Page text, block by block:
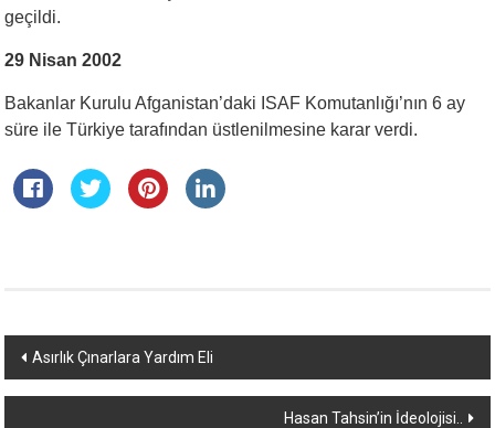
geçildi.
29 Nisan 2002
Bakanlar Kurulu Afganistan’daki ISAF Komutanlığı’nın 6 ay
süre ile Türkiye tarafından üstlenilmesine karar verdi.
Yazı
dolaşımı
Asırlık Çınarlara Yardım Eli
Hasan Tahsin’in İdeolojisi..